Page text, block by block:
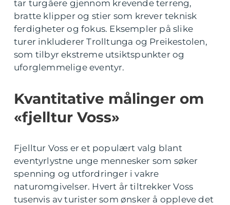
tar turgåere gjennom krevende terreng,
bratte klipper og stier som krever teknisk
ferdigheter og fokus. Eksempler på slike
turer inkluderer Trolltunga og Preikestolen,
som tilbyr ekstreme utsiktspunkter og
uforglemmelige eventyr.
Kvantitative målinger om
«fjelltur Voss»
Fjelltur Voss er et populært valg blant
eventyrlystne unge mennesker som søker
spenning og utfordringer i vakre
naturomgivelser. Hvert år tiltrekker Voss
tusenvis av turister som ønsker å oppleve det